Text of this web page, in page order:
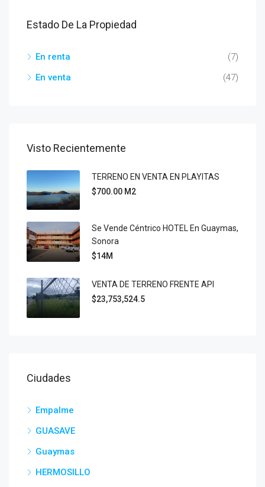
Estado De La Propiedad
En renta
(7)
En venta
(47)
Visto Recientemente
TERRENO EN VENTA EN PLAYITAS
$700.00 M2
Se Vende Céntrico HOTEL En Guaymas,
Sonora
$14M
VENTA DE TERRENO FRENTE API
$23,753,524.5
Ciudades
Empalme
GUASAVE
Guaymas
HERMOSILLO